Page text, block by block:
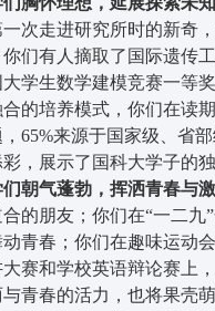
次走进研究所时的新奇
们有人摘取了国际遗传
学生数学建模竞赛一等
的培养模式，你们在读
65%来源于国家级、省
，展示了国科大学子的
气蓬勃，挥洒青春与激
的朋友；你们在“一二九
青春；你们在趣味运动
赛和学校英语辩论赛上
青春的活力，也将果壳